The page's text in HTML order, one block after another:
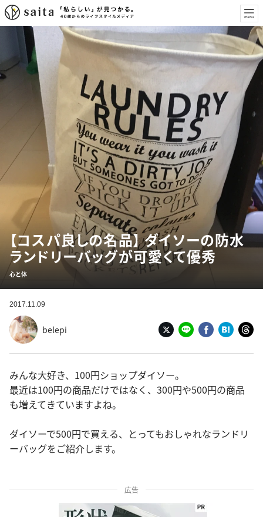
【コスパ良しの名品】 ダイソーの防水
ランドリーバッグが可愛くて優秀
心と体
2017.11.09
belepi
みんな大好き、100円ショップダイソー。
最近は100円の商品だけではなく、300円や500円の商品
も増えてきていますよね。
ダイソーで500円で買える、とってもおしゃれなランドリ
ーバッグをご紹介します。
広告